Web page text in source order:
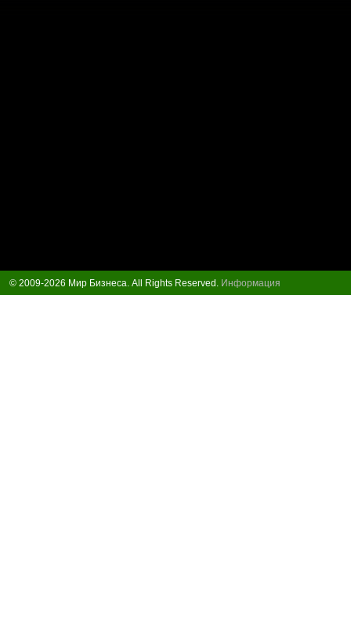
© 2009-2026 Мир Бизнеса. All Rights Reserved. Информация